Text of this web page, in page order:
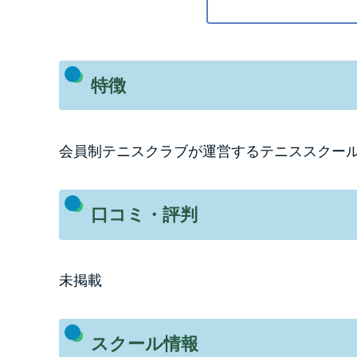
特徴
会員制テニスクラブが運営するテニススクー
口コミ・評判
未掲載
スクール情報